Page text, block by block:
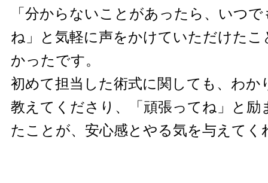
「分からないことがあったら、いつ
ね」と気軽に声をかけていただけた
かったです。
初めて担当した術式に関しても、わか
教えてくださり、「頑張ってね」と励
たことが、安心感とやる気を与えてく